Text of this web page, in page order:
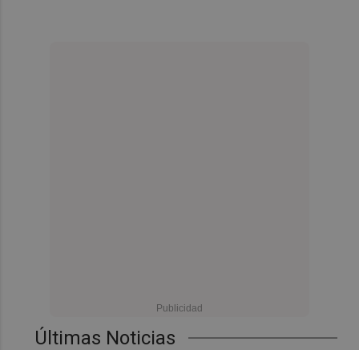
Últimas Noticias